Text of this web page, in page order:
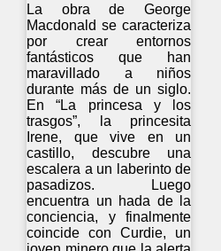
La obra de George
Macdonald se caracteriza
por crear entornos
fantásticos que han
maravillado a niños
durante más de un siglo.
En “La princesa y los
trasgos”, la princesita
Irene, que vive en un
castillo, descubre una
escalera a un laberinto de
pasadizos. Luego
encuentra un hada de la
conciencia, y finalmente
coincide con Curdie, un